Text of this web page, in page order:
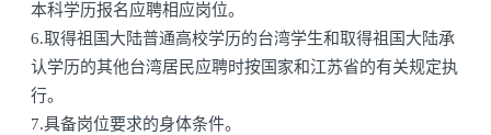
本科学历报名应聘相应岗位。
6.取得祖国大陆普通高校学历的台湾学生和取得祖国大陆承
认学历的其他台湾居民应聘时按国家和江苏省的有关规定执
行。
7.具备岗位要求的身体条件。